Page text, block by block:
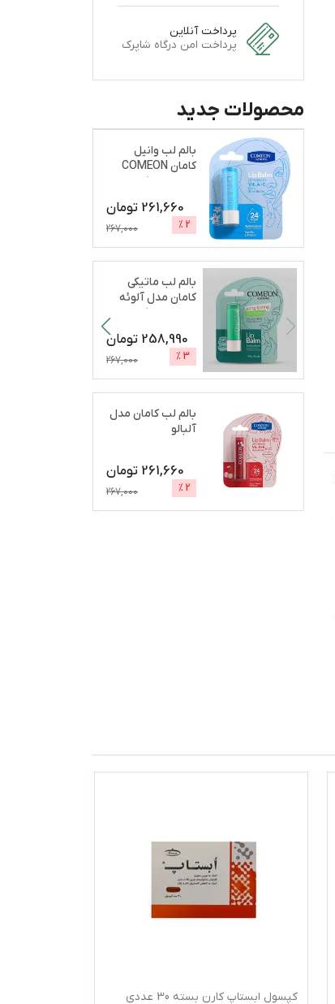
پرداخت آنلاین
پرداخت امن درگاه شاپرک
محصولات جدید
بالم لب وانیل
کامان COMEON
نرم و براق کننده
261,660 تومان
2
%
267,000
بالم لب ماتیکی
کامان مدل آلوئه
ورا مرطوب‌کننده،
258,990 تومان
3
%
267,000
بالم لب کامان مدل
آلبالو
261,660 تومان
2
%
267,000
کپسول ابستاپ کارن بسته 30 عددی